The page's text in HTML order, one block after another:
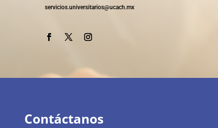
servicios.universitarios@ucach.mx
Contáctanos